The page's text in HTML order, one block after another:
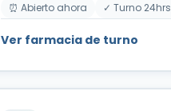
⏰ Abierto ahora ✓ Turno 24hrs
Ver farmacia de turno